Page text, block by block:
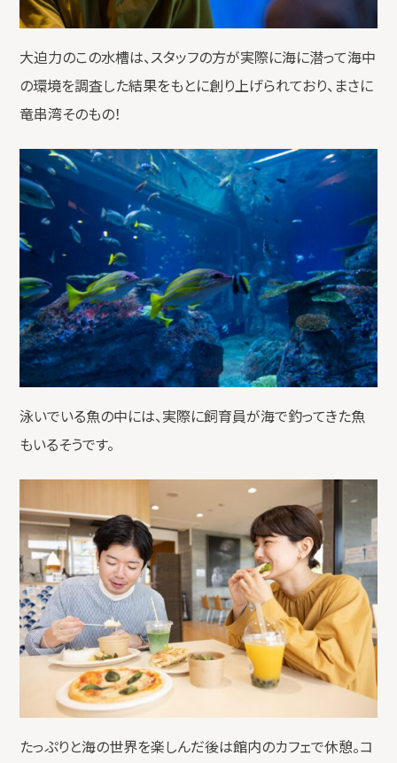
大迫力のこの水槽は、スタッフの方が実際に海に潜って海中
の環境を調査した結果をもとに創り上げられており、まさに
竜串湾そのもの！
泳いでいる魚の中には、実際に飼育員が海で釣ってきた魚
もいるそうです。
たっぷりと海の世界を楽しんだ後は館内のカフェで休憩。コ